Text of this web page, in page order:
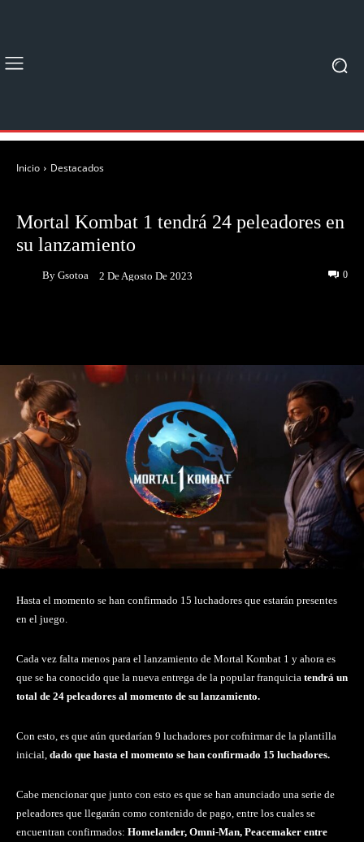
Inicio Destacados
Mortal Kombat 1 tendrá 24 peleadores en
su lanzamiento
By Gsotoa 2 De Agosto De 2023 0
Hasta el momento se han confirmado 15 luchadores que estarán presentes
en el juego.
Cada vez falta menos para el lanzamiento de Mortal Kombat 1 y ahora es
que se ha conocido que la nueva entrega de la popular franquicia tendrá un
total de 24 peleadores al momento de su lanzamiento.
Con esto, es que aún quedarían 9 luchadores por cofnirmar de la plantilla
inicial, dado que hasta el momento se han confirmado 15 luchadores.
Cabe mencionar que junto con esto es que se han anunciado una serie de
peleadores que llegarán como contenido de pago, entre los cuales se
encuentran confirmados: Homelander, Omni-Man, Peacemaker entre